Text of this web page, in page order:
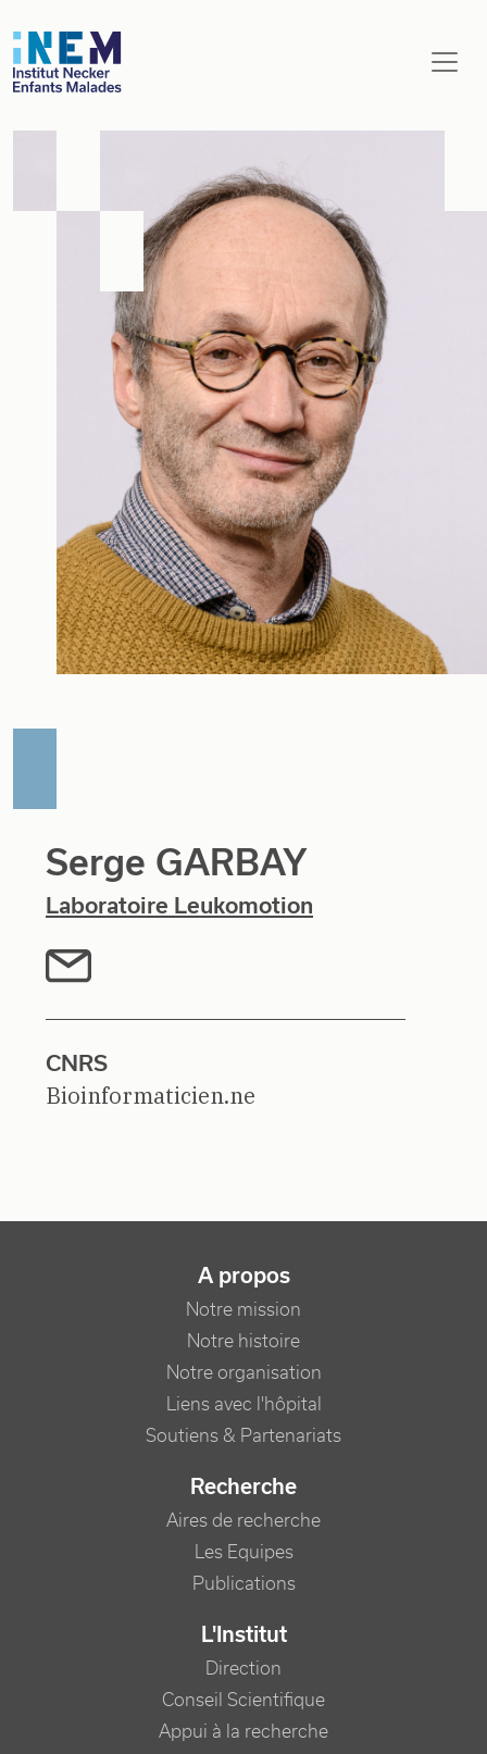
Aller au contenu principal
Serge GARBAY
Laboratoire Leukomotion
CNRS
Bioinformaticien.ne
NAVIGATION PRINCIPALE
A propos
Notre mission
Notre histoire
Notre organisation
Liens avec l'hôpital
Soutiens & Partenariats
Recherche
Aires de recherche
Les Equipes
Publications
L'Institut
Direction
Conseil Scientifique
Appui à la recherche